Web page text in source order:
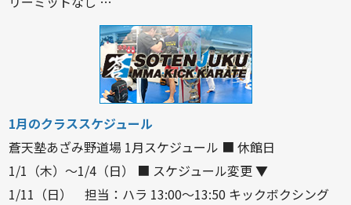
1月のクラススケジュール
蒼天塾あざみ野道場 1月スケジュール ■ 休館日
1/1（木）〜1/4（日） ■ スケジュール変更 ▼
1/11（日） 担当：ハラ 13:00〜13:50 キックボクシング